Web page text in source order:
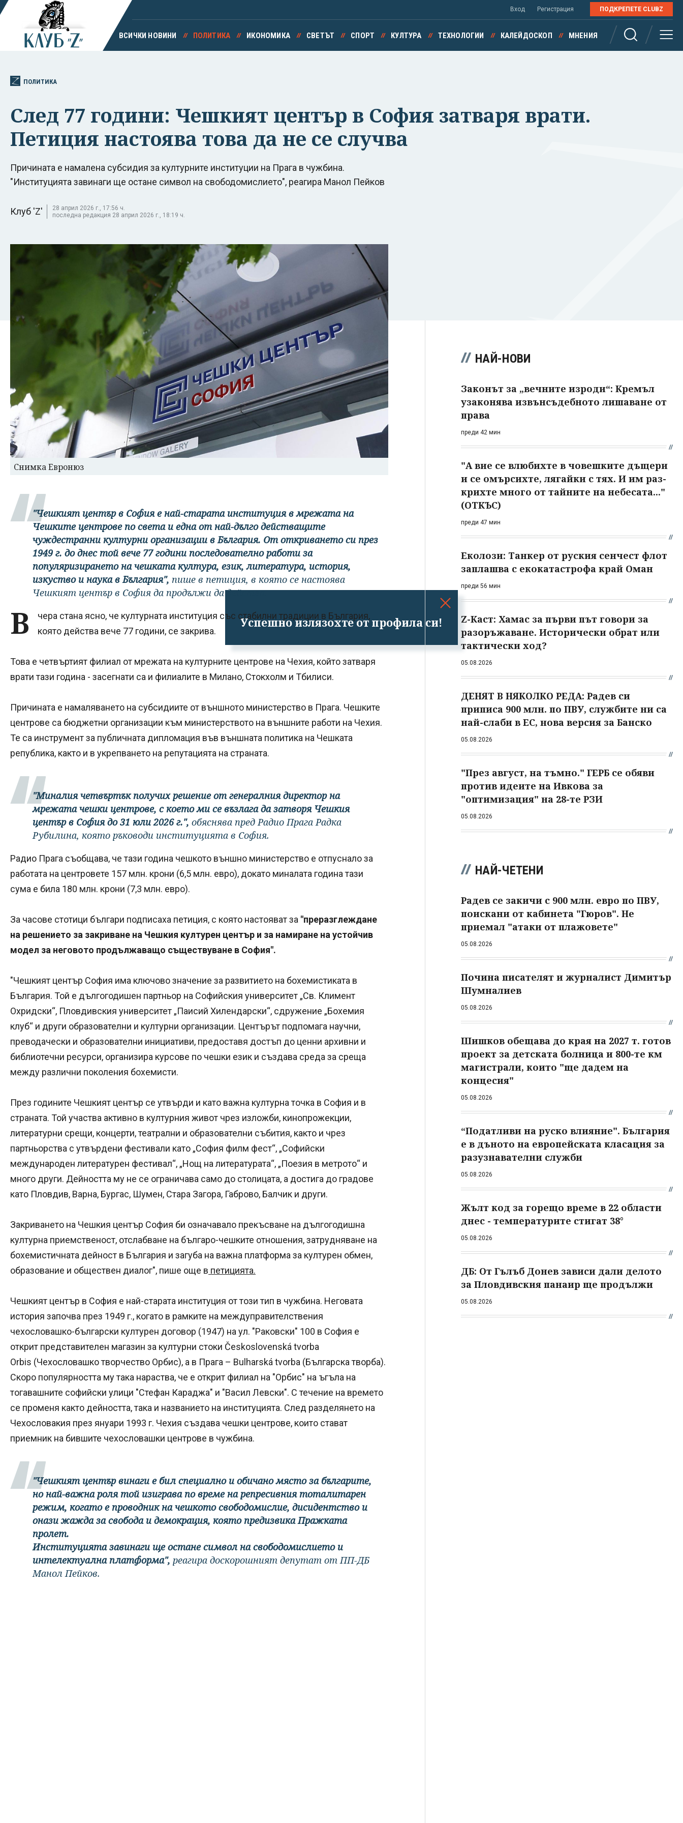
Успешно излязохте от профила си!
Вход Регистрация ПОДКРЕПЕТЕ CLUBZ
ВСИЧКИ НОВИНИ ПОЛИТИКА ИКОНОМИКА СВЕТЪТ СПОРТ КУЛТУРА ТЕХНОЛОГИИ КАЛЕЙДОСКОП МНЕНИЯ
ПОЛИТИКА
След 77 години: Чешкият център в София затваря врати.
Петиция настоява това да не се случва
Причината е намалена субсидия за културните институции на Прага в чужбина.
"Институцията завинаги ще остане символ на свободомислието", реагира Манол Пейков
Клуб 'Z'
28 април 2026 г., 17:56 ч.
последна редакция 28 април 2026 г., 18:19 ч.
Снимка Евронюз
"Чешкият център в София е най-старата институция в мрежата на
Чешките центрове по света и една от най-дълго действащите
чуждестранни културни организации в България. От откриването си през
1949 г. до днес той вече 77 години последователно работи за
популяризирането на чешката култура, език, литература, история,
изкуство и наука в България", пише в петиция, в която се настоява
Чешкият център в София да продължи да действа.
В
чера стана ясно, че културната институция със стабилни традиции в България,
която действа вече 77 години, се закрива.
Това е четвъртият филиал от мрежата на културните центрове на Чехия, който затваря
врати тази година - засегнати са и филиалите в Милано, Стокхолм и Тбилиси.
Причината е намаляването на субсидиите от външното министерство в Прага. Чешките
центрове са бюджетни организации към министерството на външните работи на Чехия.
Те са инструмент за публичната дипломация във външната политика на Чешката
република, както и в укрепването на репутацията на страната.
"Миналия четвъртък получих решение от генералния директор на
мрежата чешки центрове, с което ми се възлага да затворя Чешкия
център в София до 31 юли 2026 г.", обяснява пред Радио Прага Радка
Рубилина, която ръководи институцията в София.
Радио Прага съобщава, че тази година чешкото външно министерство е отпуснало за
работата на центровете 157 млн. крони (6,5 млн. евро), докато миналата година тази
сума е била 180 млн. крони (7,3 млн. евро).
За часове стотици българи подписаха петиция, с която настояват за "преразглеждане
на решението за закриване на Чешкия културен център и за намиране на устойчив
модел за неговото продължаващо съществуване в София".
"Чешкият център София има ключово значение за развитието на бохемистиката в
България. Той е дългогодишен партньор на Софийския университет „Св. Климент
Охридски“, Пловдивския университет „Паисий Хилендарски“, сдружение „Бохемия
клуб“ и други образователни и културни организации. Центърът подпомага научни,
преводачески и образователни инициативи, предоставя достъп до ценни архивни и
библиотечни ресурси, организира курсове по чешки език и създава среда за среща
между различни поколения бохемисти.
През годините Чешкият център се утвърди и като важна културна точка в София и в
страната. Той участва активно в културния живот чрез изложби, кинопрожекции,
литературни срещи, концерти, театрални и образователни събития, както и чрез
партньорства с утвърдени фестивали като „София филм фест“, „Софийски
международен литературен фестивал“, „Нощ на литературата“, „Поезия в метрото“ и
много други. Дейността му не се ограничава само до столицата, а достига до градове
като Пловдив, Варна, Бургас, Шумен, Стара Загора, Габрово, Балчик и други.
Закриването на Чешкия център София би означавало прекъсване на дългогодишна
културна приемственост, отслабване на българо-чешките отношения, затрудняване на
бохемистичната дейност в България и загуба на важна платформа за културен обмен,
образование и обществен диалог", пише още в петицията.
Чешкият център в София е най-старата институция от този тип в чужбина. Неговата
история започва през 1949 г., когато в рамките на междуправителствения
чехословашко-български културен договор (1947) на ул. "Раковски" 100 в София е
открит представителен магазин за културни стоки Československá tvorba
Orbis (Чехословашко творчество Орбис), а в Прага – Bulharská tvorba (Българска творба).
Скоро популярността му така нараства, че е открит филиал на "Орбис" на ъгъла на
тогавашните софийски улици "Стефан Караджа" и "Васил Левски". С течение на времето
се променя както дейността, така и названието на институцията. След разделянето на
Чехословакия през януари 1993 г. Чехия създава чешки центрове, които стават
приемник на бившите чехословашки центрове в чужбина.
"Чешкият център винаги е бил специално и обичано място за българите,
но най-важна роля той изиграва по време на репресивния тоталитарен
режим, когато е проводник на чешкото свободомислие, дисидентство и
онази жажда за свобода и демокрация, която предизвика Пражката
пролет.
Институцията завинаги ще остане символ на свободомислието и
интелектуална платформа", реагира доскорошният депутат от ПП-ДБ
Манол Пейков.
НАЙ-НОВИ
Законът за „вечните изроди“: Кремъл
узаконява извънсъдебното лишаване от
права
преди 42 мин
"А вие се влюбихте в чо­вешките дъщери
и се омърсихте, лягайки с тях. И им раз­
крихте много от тайните на небесата..."
(ОТКЪС)
преди 47 мин
Еколози: Танкер от руския сенчест флот
заплашва с екокатастрофа край Оман
преди 56 мин
Z-Каст: Хамас за първи път говори за
разоръжаване. Исторически обрат или
тактически ход?
05.08.2026
ДЕНЯТ В НЯКОЛКО РЕДА: Радев си
приписа 900 млн. по ПВУ, службите ни са
най-слаби в ЕС, нова версия за Банско
05.08.2026
"През август, на тъмно." ГЕРБ се обяви
против идеите на Ивкова за
"оптимизация" на 28-те РЗИ
05.08.2026
НАЙ-ЧЕТЕНИ
Радев се закичи с 900 млн. евро по ПВУ,
поискани от кабинета "Гюров". Не
приемал "атаки от плажовете"
05.08.2026
Почина писателят и журналист Димитър
Шумналиев
05.08.2026
Шишков обещава до края на 2027 т. готов
проект за детската болница и 800-те км
магистрали, които "ще дадем на
концесия"
05.08.2026
“Податливи на руско влияние". България
е в дъното на европейската класация за
разузнавателни служби
05.08.2026
Жълт код за горещо време в 22 области
днес - температурите стигат 38°
05.08.2026
ДБ: От Гълъб Донев зависи дали делото
за Пловдивския панаир ще продължи
05.08.2026